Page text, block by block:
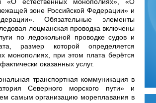
зоне Российской Федерации» и
Обязательные элементы
лоцманская проводка включены
по ледокольной проводке судов и
размер которой определяется
монополиях, при этом плата берётся
оказанных услуг.
транспортная коммуникация в
Северного морского пути» и
самым организацию мореплавания в